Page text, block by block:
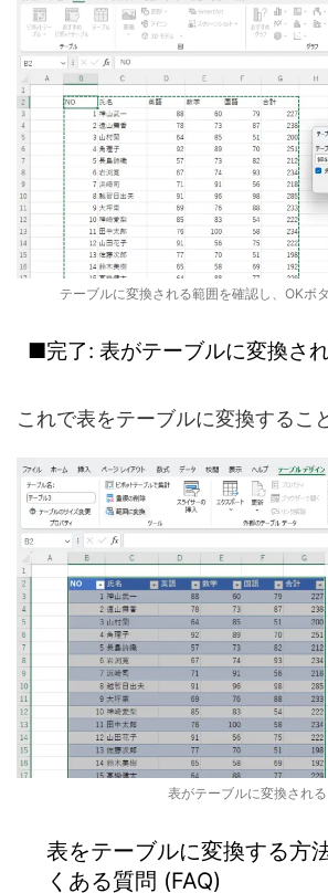
テーブルに変換される範囲を確認し、OKボ
■完了: 表がテーブルに変換さ
これで表をテーブルに変換するこ
表がテーブルに変換される
表をテーブルに変換する方
くある質問 (FAQ)